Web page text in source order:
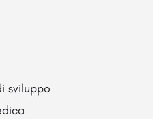
sviluppo